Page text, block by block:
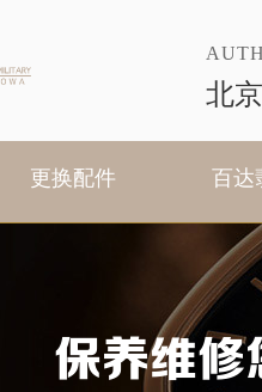
北
更换配件 百达
保养维修